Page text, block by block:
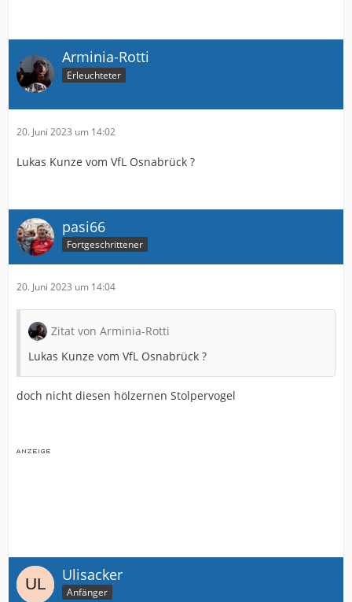
Arminia-Rotti
Erleuchteter
20. Juni 2023 um 14:02
Lukas Kunze vom VfL Osnabrück ?
pasi66
Fortgeschrittener
20. Juni 2023 um 14:04
Zitat von Arminia-Rotti
Lukas Kunze vom VfL Osnabrück ?
doch nicht diesen hölzernen Stolpervogel
Ulisacker
Anfänger